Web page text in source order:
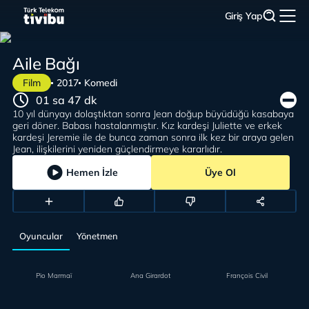
Giriş Yap
Film 2017 Komedi
Aile Bağı
10 yıl dünyayı dolaştıktan sonra Jean doğup büyüdüğü kasabaya
geri döner. Babası hastalanmıştır. Kız kardeşi Juliette ve erkek
kardeşi Jeremie ile de bunca zaman sonra ilk kez bir araya gelen
Jean, ilişkilerini yeniden güçlendirmeye kararlıdır.
01 sa 47 dk
Hemen İzle Üye Ol
Oyuncular Yönetmen
Pio Marmaï Ana Girardot François Civil